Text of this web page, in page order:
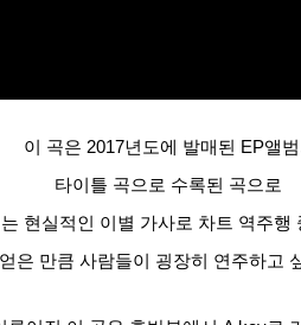
이 곡은 2017년도에 발매된 EP앨범
타이틀 곡으로 수록된 곡으로
현실적인 이별 가사로 차트 역주행
은 만큼 사람들이 굉장히 연주하고